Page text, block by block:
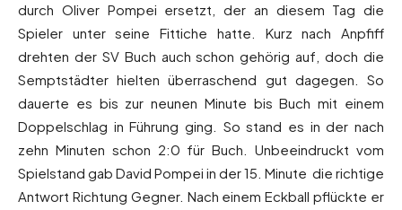
durch Oliver Pompei ersetzt, der an diesem Tag die
Spieler unter seine Fittiche hatte. Kurz nach Anpfiff
drehten der SV Buch auch schon gehörig auf, doch die
Semptstädter hielten überraschend gut dagegen. So
dauerte es bis zur neunen Minute bis Buch mit einem
Doppelschlag in Führung ging. So stand es in der nach
zehn Minuten schon 2:0 für Buch. Unbeeindruckt vom
Spielstand gab David Pompei in der 15. Minute die richtige
Antwort Richtung Gegner. Nach einem Eckball pflückte er